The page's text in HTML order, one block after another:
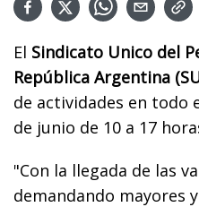
El Sindicato Unico del
República Argentina
de actividades en todo
de junio de 10 a 17
"Con la llegada de las
demandando mayores